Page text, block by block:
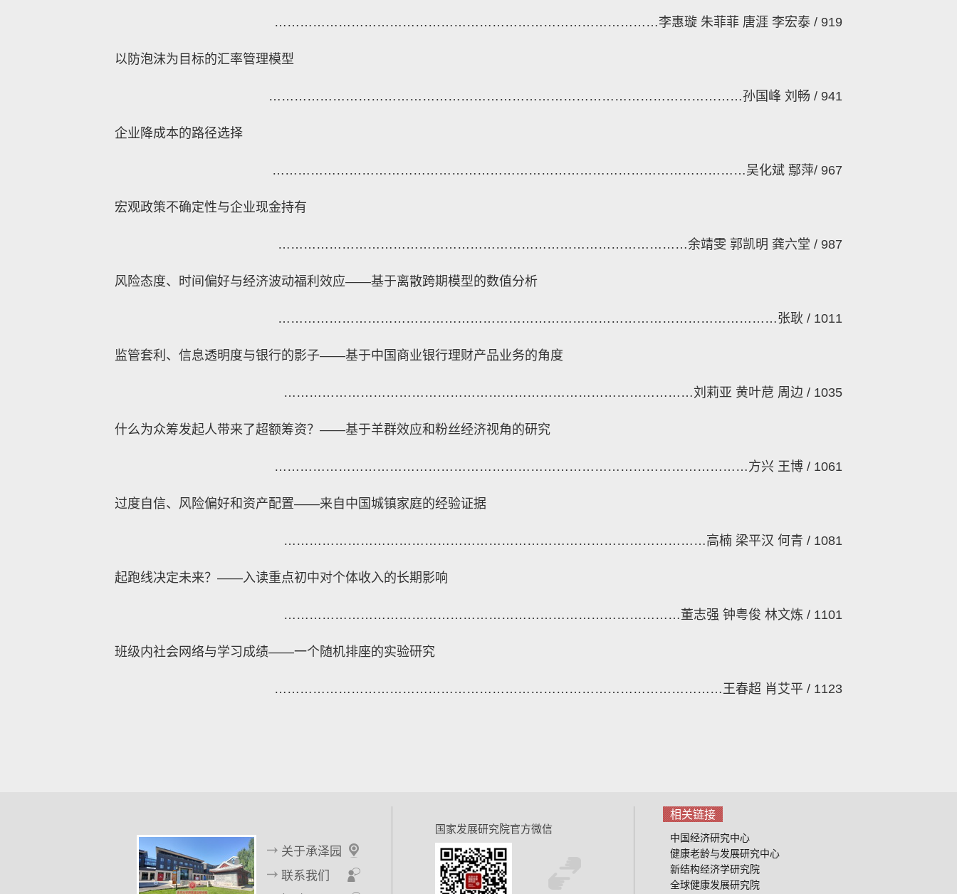
………………………………………………………………………………李惠璇 朱菲菲 唐涯 李宏泰 / 919
以防泡沫为目标的汇率管理模型
…………………………………………………………………………………………………孙国峰 刘畅 / 941
企业降成本的路径选择
…………………………………………………………………………………………………吴化斌 鄢萍/ 967
宏观政策不确定性与企业现金持有
……………………………………………………………………………………余靖雯 郭凯明 龚六堂 / 987
风险态度、时间偏好与经济波动福利效应——基于离散跨期模型的数值分析
………………………………………………………………………………………………………张耿 / 1011
监管套利、信息透明度与银行的影子——基于中国商业银行理财产品业务的角度
……………………………………………………………………………………刘莉亚 黄叶苨 周边 / 1035
什么为众筹发起人带来了超额筹资？——基于羊群效应和粉丝经济视角的研究
…………………………………………………………………………………………………方兴 王博 / 1061
过度自信、风险偏好和资产配置——来自中国城镇家庭的经验证据
………………………………………………………………………………………高楠 梁平汉 何青 / 1081
起跑线决定未来？——入读重点初中对个体收入的长期影响
…………………………………………………………………………………董志强 钟粤俊 林文炼 / 1101
班级内社会网络与学习成绩——一个随机排座的实验研究
……………………………………………………………………………………………王春超 肖艾平 / 1123
关于承泽园
联系我们
国家发展研究院官方微信
相关链接
中国经济研究中心
健康老龄与发展研究中心
新结构经济学研究院
全球健康发展研究院